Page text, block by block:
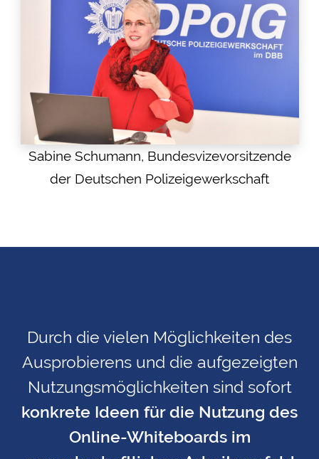
Sabine Schumann, Bundesvizevorsitzende
der Deutschen Polizeigewerkschaft
Durch die vielen Möglichkeiten des
Ausprobierens und die aufgezeigten
Nutzungsmöglichkeiten sind sofort
konkrete Ideen für die Nutzung des
Online-Whiteboards im